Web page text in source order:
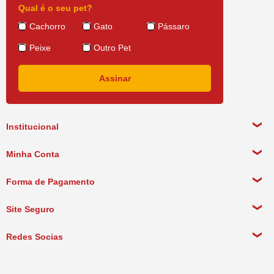
Institucional
Política de Pagamento
Política de Entrega
Minha Conta
Forma de Pagamento
Site Seguro
Redes Socias
Qual é o seu pet?
Cachorro
Gato Pássaro
Peixe Outro Pet